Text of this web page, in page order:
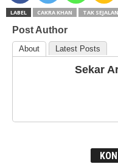
LABEL CAKRA KHAN TAK SEJALAN
Post Author
About Latest Posts
Sekar